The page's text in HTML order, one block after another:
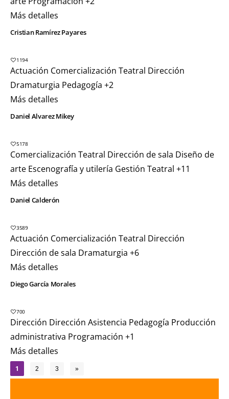
Más detalles
Cristian Ramírez Payares
1194
Actuación Comercialización Teatral Dirección
Dramaturgia Pedagogía +2
Más detalles
Daniel Alvarez Mikey
5178
Comercialización Teatral Dirección de sala Diseño de
arte Escenografía y utilería Gestión Teatral +11
Más detalles
Daniel Calderón
3589
Actuación Comercialización Teatral Dirección
Dirección de sala Dramaturgia +6
Más detalles
Diego García Morales
700
Dirección Dirección Asistencia Pedagogía Producción
administrativa Programación +1
Más detalles
1 2 3 »